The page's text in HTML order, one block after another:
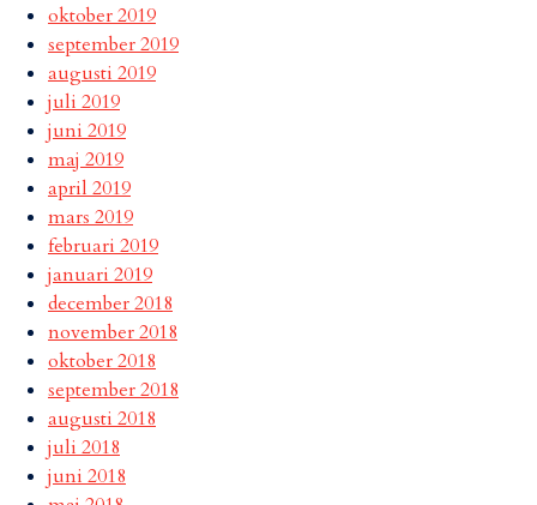
oktober 2019
september 2019
augusti 2019
juli 2019
juni 2019
maj 2019
april 2019
mars 2019
februari 2019
januari 2019
december 2018
november 2018
oktober 2018
september 2018
augusti 2018
juli 2018
juni 2018